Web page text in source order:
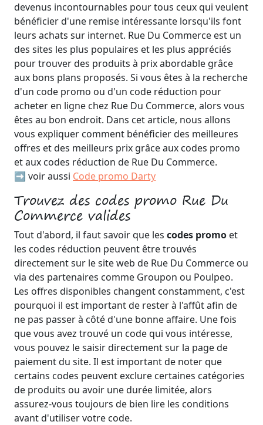
devenus incontournables pour tous ceux qui veulent
bénéficier d'une remise intéressante lorsqu'ils font
leurs achats sur internet. Rue Du Commerce est un
des sites les plus populaires et les plus appréciés
pour trouver des produits à prix abordable grâce
aux bons plans proposés. Si vous êtes à la recherche
d'un code promo ou d'un code réduction pour
acheter en ligne chez Rue Du Commerce, alors vous
êtes au bon endroit. Dans cet article, nous allons
vous expliquer comment bénéficier des meilleures
offres et des meilleurs prix grâce aux codes promo
et aux codes réduction de Rue Du Commerce.
➡️ voir aussi Code promo Darty
Trouvez des codes promo Rue Du
Commerce valides
Tout d'abord, il faut savoir que les codes promo et
les codes réduction peuvent être trouvés
directement sur le site web de Rue Du Commerce ou
via des partenaires comme Groupon ou Poulpeo.
Les offres disponibles changent constamment, c'est
pourquoi il est important de rester à l'affût afin de
ne pas passer à côté d'une bonne affaire. Une fois
que vous avez trouvé un code qui vous intéresse,
vous pouvez le saisir directement sur la page de
paiement du site. Il est important de noter que
certains codes peuvent exclure certaines catégories
de produits ou avoir une durée limitée, alors
assurez-vous toujours de bien lire les conditions
avant d'utiliser votre code.